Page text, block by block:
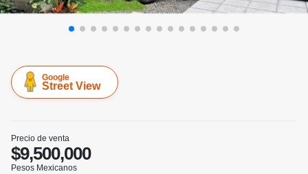
Google
Street View
Precio de venta
$9,500,000
Pesos Mexicanos